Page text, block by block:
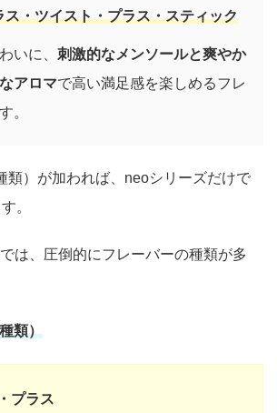
ス・ツイスト・プラス・スティック
いに、 刺激的なメンソールと爽やか
アロマで高い満足感を楽しめるフレ
。
類）が加われば、neoシリーズだけで
。
は、圧倒的にフレーバーの種類が多
類）
プラス